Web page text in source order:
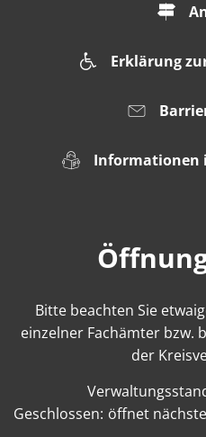
Erklärung
Informationen
Bitte beachten Sie
einzelner Fachämter bzw.
der
Klicken, um weitere
Geschlossen: öffnet